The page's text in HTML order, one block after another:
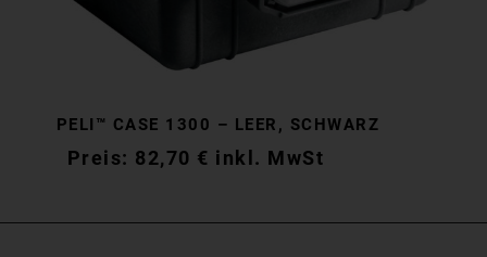
PELI™ CASE 1300 – LEER, SCHWARZ
82,70 € inkl. MwSt